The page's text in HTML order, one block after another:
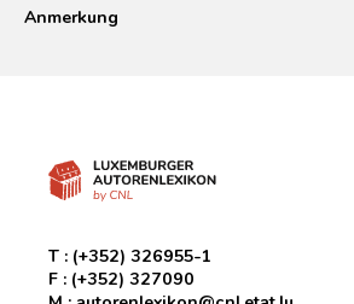
Anmerkung
T : (+352) 326955-1
F : (+352) 327090